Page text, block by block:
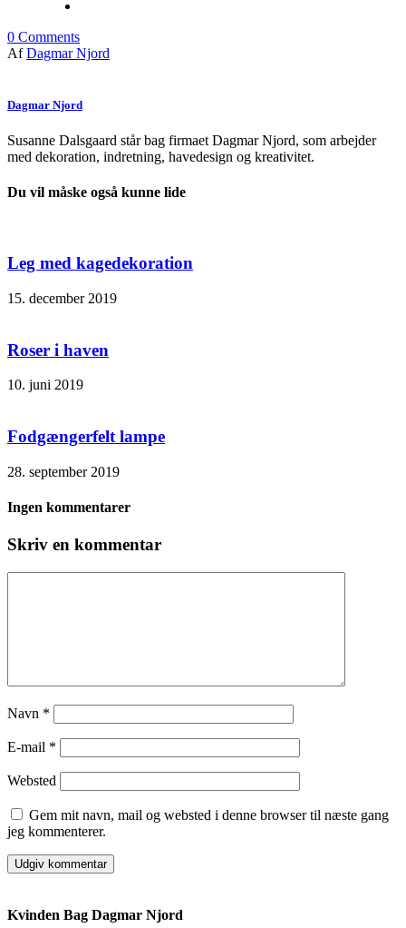
0 Comments
Af Dagmar Njord
Dagmar Njord
Susanne Dalsgaard står bag firmaet Dagmar Njord, som arbejder
med dekoration, indretning, havedesign og kreativitet.
Du vil måske også kunne lide
Leg med kagedekoration
15. december 2019
Roser i haven
10. juni 2019
Fodgængerfelt lampe
28. september 2019
Ingen kommentarer
Skriv en kommentar
Navn *
E-mail *
Websted
Gem mit navn, mail og websted i denne browser til næste gang
jeg kommenterer.
Kvinden Bag Dagmar Njord